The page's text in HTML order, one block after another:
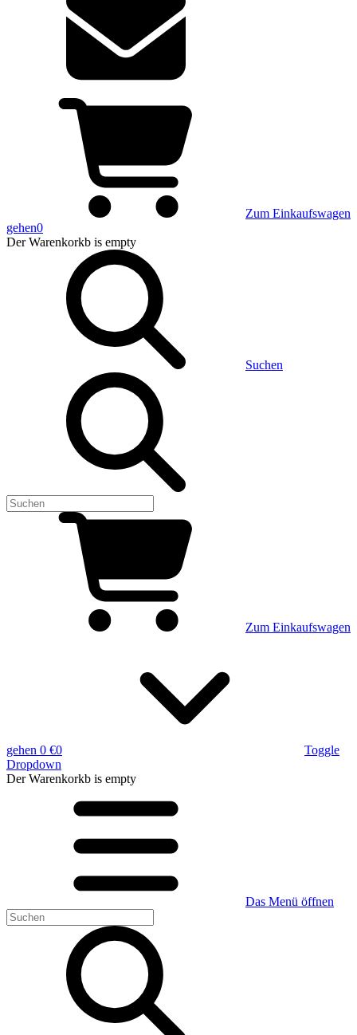
Zum Einkaufswagen
gehen0
Der Warenkorkb is empty
Suchen
Zum Einkaufswagen
gehen 0 €0
Toggle
Dropdown
Der Warenkorkb is empty
Das Menü öffnen